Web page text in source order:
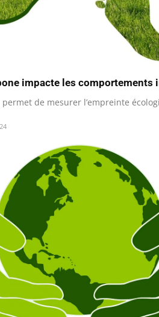
impacte les comportements
permet de mesurer l’empreinte